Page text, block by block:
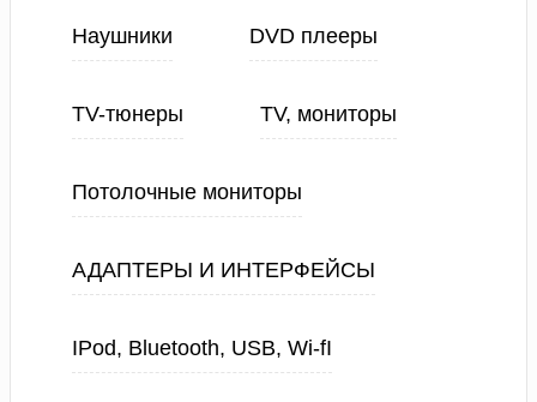
Наушники DVD плееры
TV-тюнеры TV, мониторы
Потолочные мониторы
АДАПТЕРЫ И ИНТЕРФЕЙСЫ
IPod, Bluetooth, USB, Wi-fI